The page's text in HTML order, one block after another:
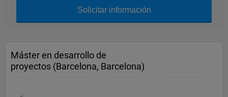
Solicitar información
Máster en desarrollo de
proyectos (Barcelona, Barcelona)